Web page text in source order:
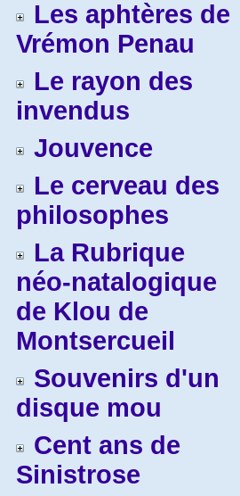
Les aphtères de
Vrémon Penau
Le rayon des
invendus
Jouvence
Le cerveau des
philosophes
La Rubrique
néo-natalogique
de Klou de
Montsercueil
Souvenirs d'un
disque mou
Cent ans de
Sinistrose